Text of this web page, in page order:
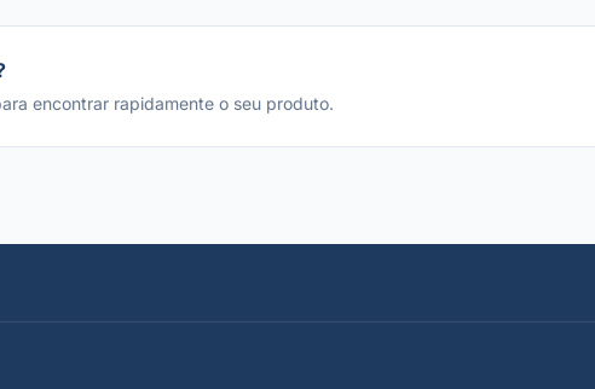
encontrar rapidamente o seu produto.